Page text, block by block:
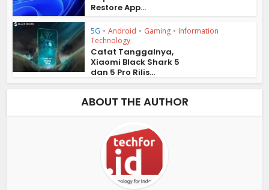
Restore App...
5G • Android • Gaming • Information
Technology
Catat Tanggalnya,
Xiaomi Black Shark 5
dan 5 Pro Rilis...
ABOUT THE AUTHOR